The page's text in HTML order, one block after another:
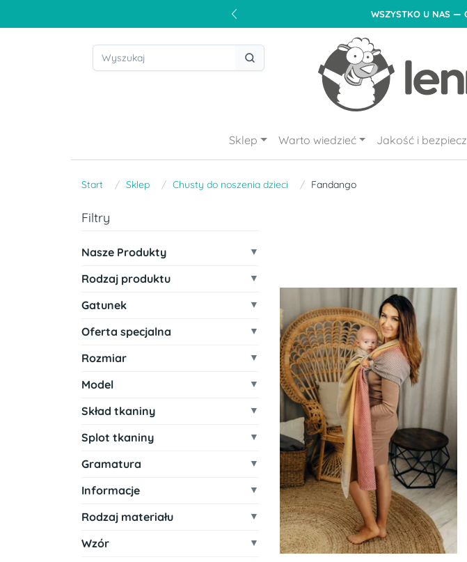
WSZYSTKO U NAS —
Sklep Warto wiedzieć Jakość i
Start Sklep Chusty do noszenia dzieci Fandango
Filtry
Nasze Produkty
Rodzaj produktu
Gatunek
Oferta specjalna
Rozmiar
Model
Skład tkaniny
Splot tkaniny
Gramatura
Informacje
Rodzaj materiału
Wzór